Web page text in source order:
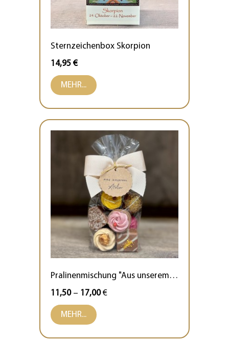
Sternzeichenbox Skorpion
14,95 €
MEHR...
Pralinenmischung "Aus unserem Atelier"
11,50– 17,00€
MEHR...